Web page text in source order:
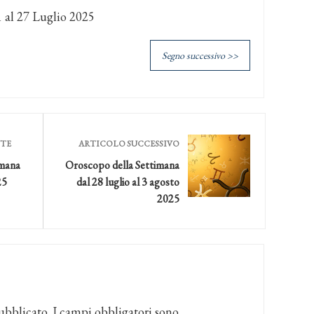
al 27 Luglio 2025
Segno successivo >>
ARTICOLO SUCCESSIVO
Oroscopo della Settimana
dal 28 luglio al 3 agosto
2025